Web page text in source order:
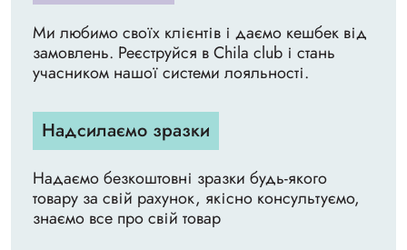
Ми любимо своїх клієнтів і даємо кешбек від
замовлень. Реєструйся в Chila club і стань
учасником нашої системи лояльності.
Надсилаємо зразки
Надаємо безкоштовні зразки будь-якого
товару за свій рахунок, якісно консультуємо,
знаємо все про свій товар